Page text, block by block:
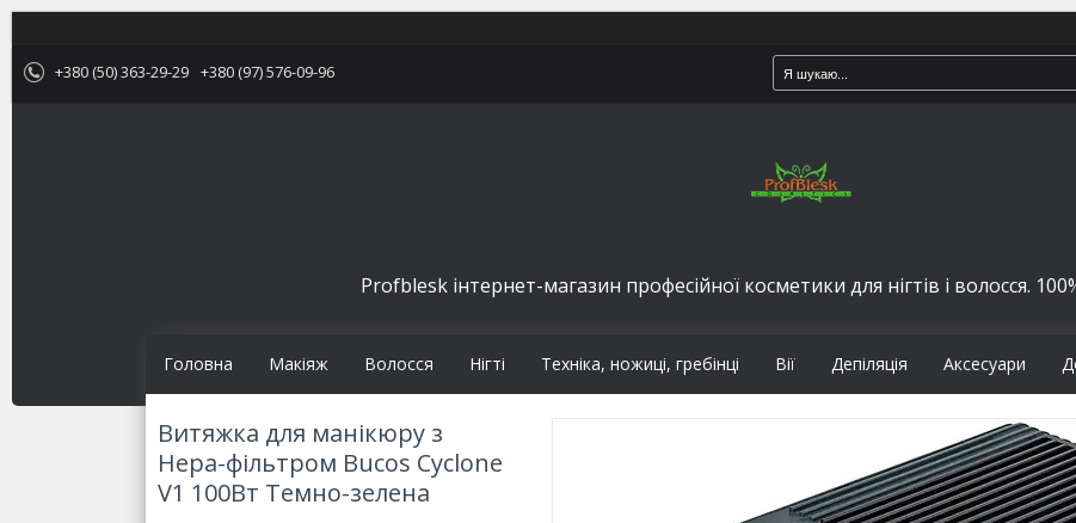
+380 (50) 363-29-29 +380 (97) 576-09-96
Profblesk інтернет-магазин професійної косметики для нігтів і волосся.
Головна Макіяж Волосся Нігті Техніка, ножиці, гребінці Вії Депіляція Аксесуари
Витяжка для манікюру з
Нера-фільтром Bucos Cyclone
V1 100Вт Темно-зелена